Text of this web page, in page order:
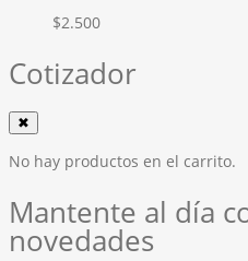
$2.500
Cotizador
✖
No hay productos en el carrito.
Mantente al día
novedades